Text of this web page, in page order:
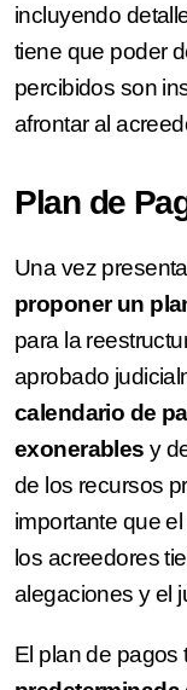
incluyendo
tiene que poder
percibidos son
afrontar al
Plan de
Una vez
proponer un
para la
aprobado
calendario de
exonerables y
de los recursos
importante que
los acreedores
alegaciones y el
El plan de pagos